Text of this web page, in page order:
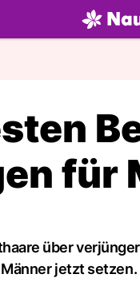
beauty.NAU.ch
für
über
jetzt setzen.